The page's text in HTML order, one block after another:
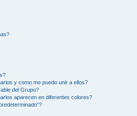
y como me puedo unir a ellos?
del Grupo?
aparecen en diferentes colores?